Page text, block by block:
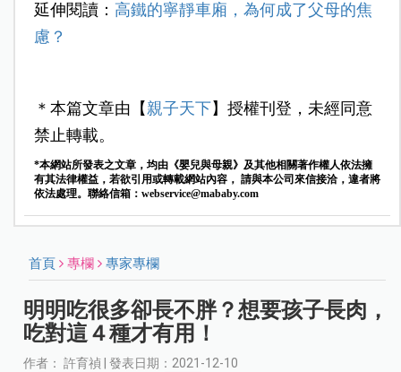
延伸閱讀： 高鐵的寧靜車廂，為何成了父母的焦
慮？
＊本篇文章由【親子天下】授權刊登，未經同意
禁止轉載。
*本網站所發表之文章，均由《嬰兒與母親》及其他相關著作權人依法擁
有其法律權益，若欲引用或轉載網站內容， 請與本公司來信接洽，違者將
依法處理。聯絡信箱： webservice@mababy.com
首頁 專欄 專家專欄
明明吃很多卻長不胖？想要孩子長肉，
吃對這４種才有用！
作者： 許育禎 | 發表日期：2021-12-10